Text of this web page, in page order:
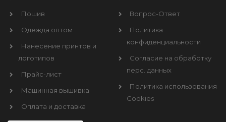
Пошив
Одежда оптом
Нанесение принтов и
логотипов
Прайс-лист
Машинная вышивка
Оплата и доставка
Вопрос-Ответ
Политика
конфиденциальности
Согласие на обработку
перс. данных
Политика использования
Cookies